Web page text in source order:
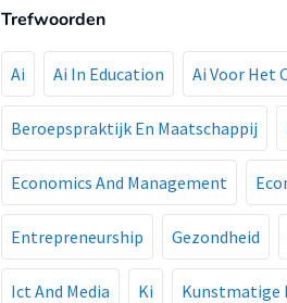
Trefwoorden
Ai Ai In Education Ai Voor Het
Beroepspraktijk En Maatschappij
Economics And Management
Entrepreneurship Gezondheid
Ict And Media Ki